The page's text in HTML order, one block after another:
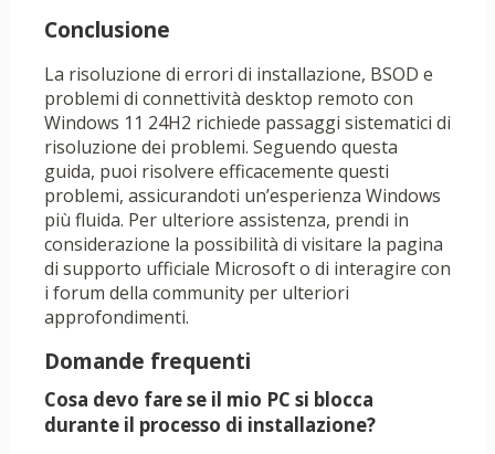
Conclusione
La risoluzione di errori di installazione, BSOD e
problemi di connettività desktop remoto con
Windows 11 24H2 richiede passaggi sistematici di
risoluzione dei problemi. Seguendo questa
guida, puoi risolvere efficacemente questi
problemi, assicurandoti un’esperienza Windows
più fluida. Per ulteriore assistenza, prendi in
considerazione la possibilità di visitare la pagina
di supporto ufficiale Microsoft o di interagire con
i forum della community per ulteriori
approfondimenti.
Domande frequenti
Cosa devo fare se il mio PC si blocca
durante il processo di installazione?